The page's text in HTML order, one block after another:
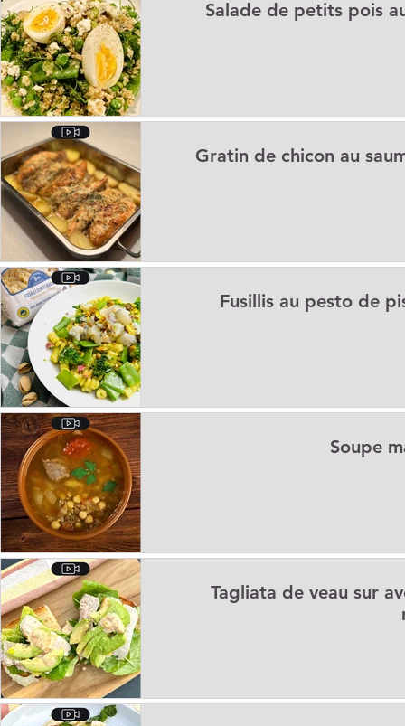
Lunch Menus de la semaine Pasta Petits-
Recettes de fêtes
Repas principaux Soupe Veggie Conseils
Techniques culinaires
Salade de petits pois
Gratin de chicon au
Fusillis au pesto de
Soupe
Tagliata de veau sur